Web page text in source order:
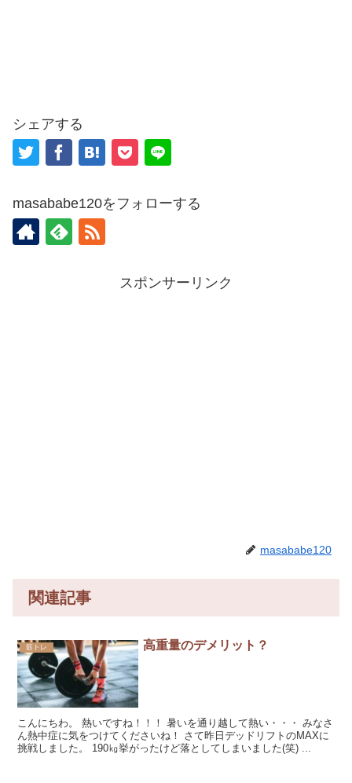
シェアする
masababe120をフォローする
スポンサーリンク
masababe120
関連記事
筋トレ 高重量のデメリット？
こんにちわ。 熱いですね！！！ 暑いを通り越して熱い・・・ みなさ
ん熱中症に気をつけてくださいね！ さて昨日デッドリフトのMAXに
挑戦しました。 190㎏挙がったけど落としてしまいました(笑) ...